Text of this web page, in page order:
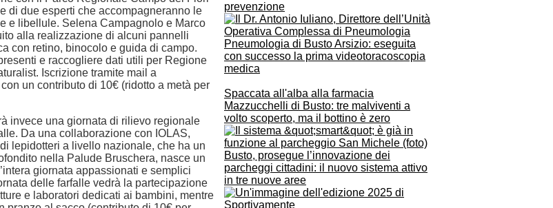
prevenzione
Pneumologia di Busto Arsizio: eseguita
con successo la prima videotoracoscopia
medica
Spaccata all'alba alla farmacia
Mazzucchelli di Busto: tre malviventi a
volto scoperto, ma il bottino è zero
Busto, prosegue l’innovazione dei
parcheggi cittadini: il nuovo sistema attivo
in tre nuove aree
di due esperti che accompagneranno le
e libellule. Selena Campagnolo e Marco
alla realizzazione di alcuni pannelli
con retino, binocolo e guida di campo.
e raccogliere dati utili per Regione
Iscrizione tramite mail a
un contributo di 10€ (ridotto a metà per
invece una giornata di rilievo regionale
Da una collaborazione con IOLAS,
lepidotteri a livello nazionale, che ha un
nella Palude Bruschera, nasce un
giornata appassionati e semplici
delle farfalle vedrà la partecipazione
e laboratori dedicati ai bambini, mentre